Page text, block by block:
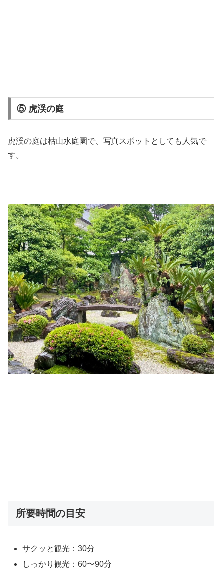
⑤ 虎渓の庭
虎渓の庭は枯山水庭園で、写真スポットとしても人気で
す。
所要時間の目安
サクッと観光：30分
しっかり観光：60〜90分